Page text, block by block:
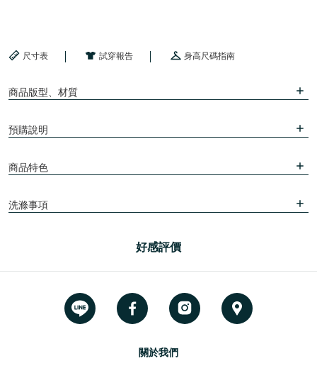
尺寸表 試穿報告 身高尺碼指南
商品版型、材質
預購說明
商品特色
洗滌事項
好感評價
關於我們